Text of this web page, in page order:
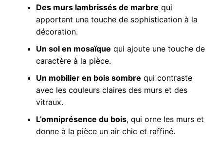
Des murs lambrissés de marbre qui
apportent une touche de sophistication à la
décoration.
Un sol en mosaïque qui ajoute une touche de
caractère à la pièce.
Un mobilier en bois sombre qui contraste
avec les couleurs claires des murs et des
vitraux.
L’omniprésence du bois, qui orne les murs et
donne à la pièce un air chic et raffiné.